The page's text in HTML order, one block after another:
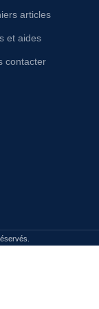
articles
et aides
contacter